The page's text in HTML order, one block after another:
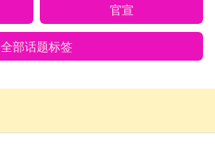
官宣
全部话题标签